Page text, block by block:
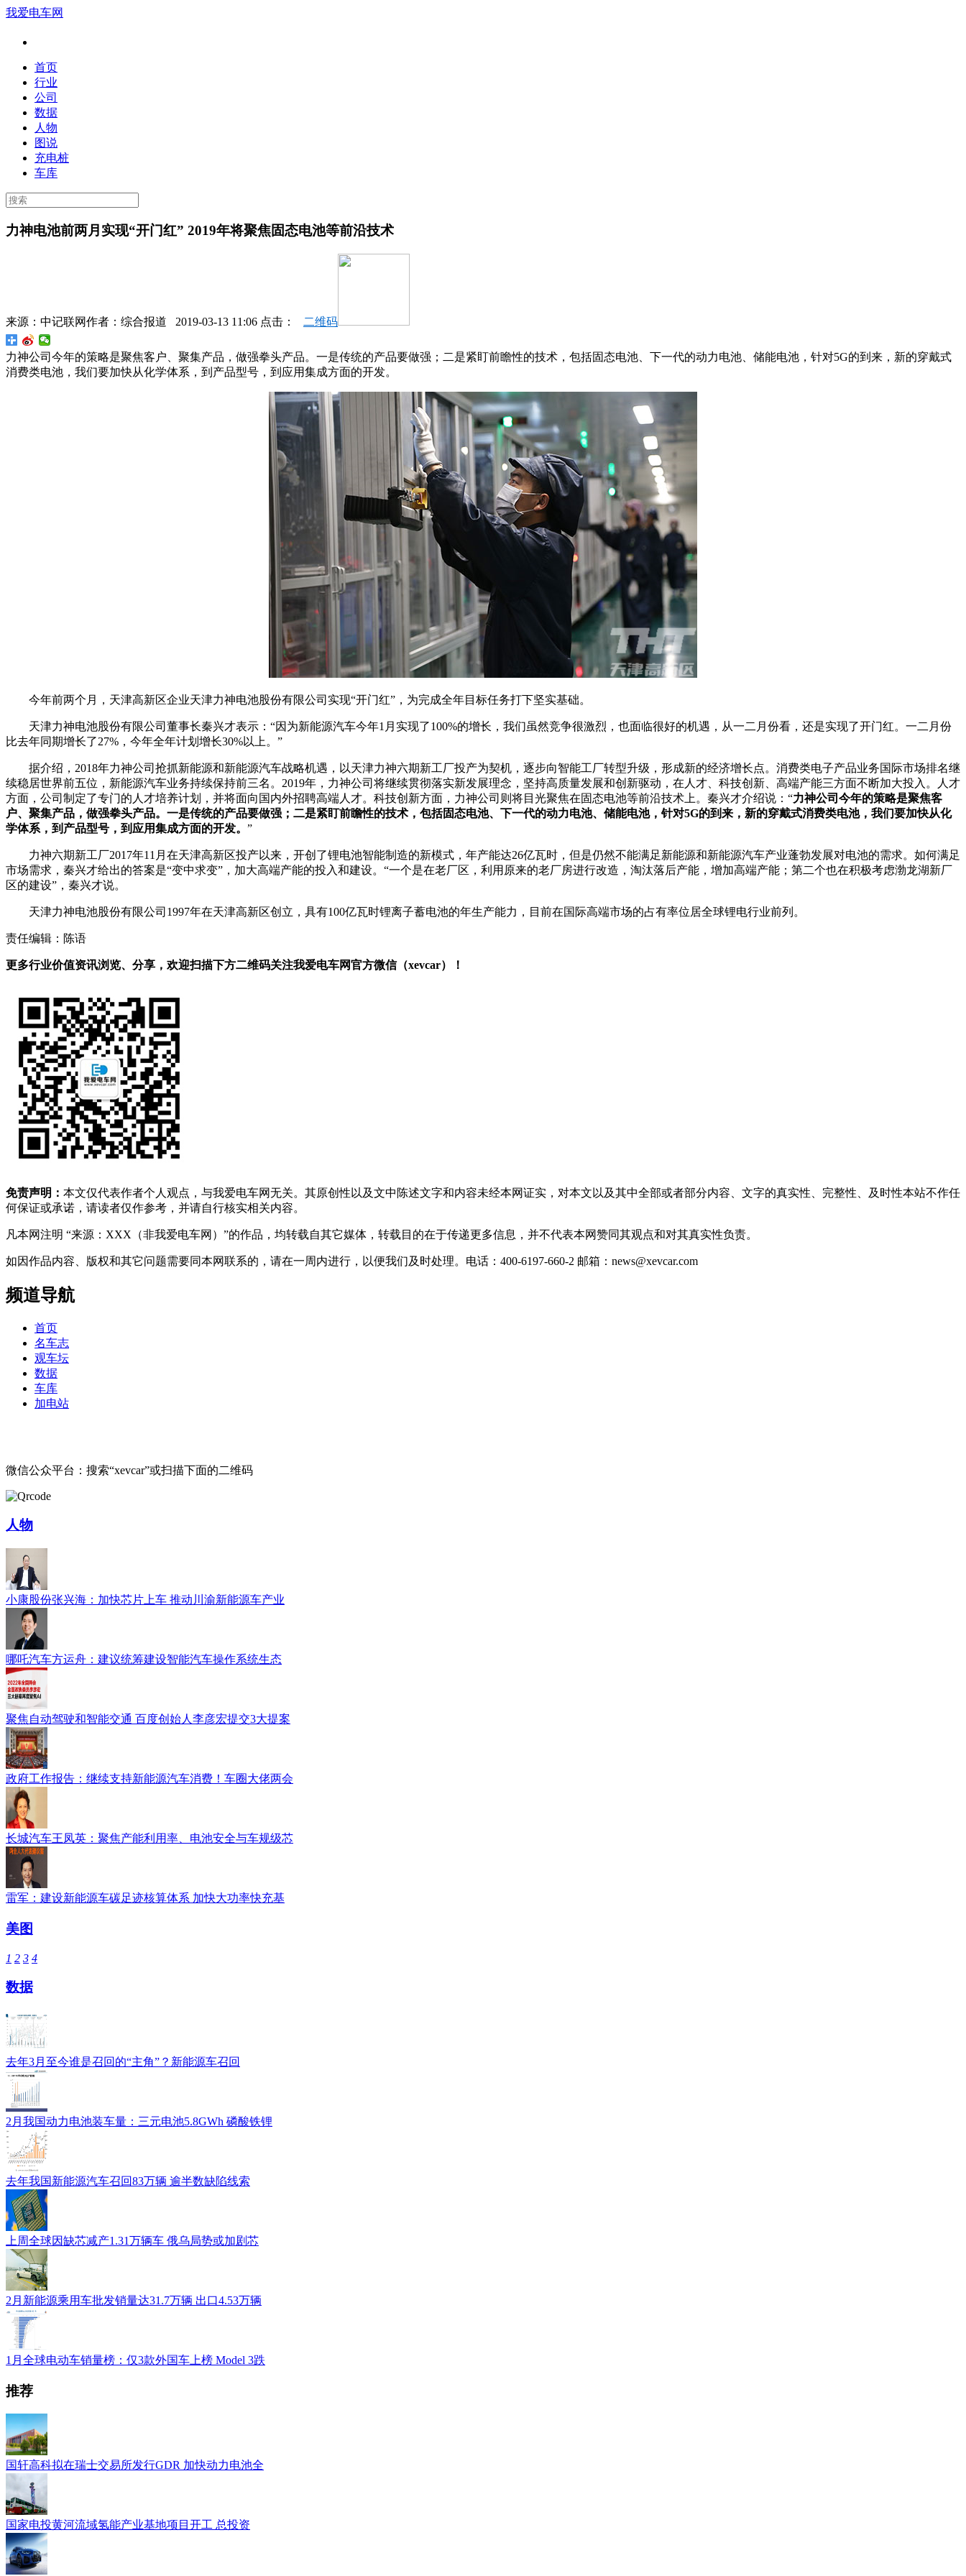
我爱电车网
首页
行业
公司
数据
人物
图说
充电桩
车库
力神电池前两月实现“开门红” 2019年将聚焦固态电池等前沿技术
来源： 中记联网作者： 综合报道 2019-03-13 11:06 点击： 二维码
力神公司今年的策略是聚焦客户、聚集产品，做强拳头产品。一是传统的产品要做强；二是紧盯前瞻性的技术，包括固态电池、下一代的动力电池、储能电池，针对5G的到来，新的穿戴式
消费类电池，我们要加快从化学体系，到产品型号，到应用集成方面的开发。
今年前两个月，天津高新区企业天津力神电池股份有限公司实现“开门红”，为完成全年目标任务打下坚实基础。
天津力神电池股份有限公司董事长秦兴才表示：“因为新能源汽车今年1月实现了100%的增长，我们虽然竞争很激烈，也面临很好的机遇，从一二月份看，还是实现了开门红。一二月份
比去年同期增长了27%，今年全年计划增长30%以上。”
据介绍，2018年力神公司抢抓新能源和新能源汽车战略机遇，以天津力神六期新工厂投产为契机，逐步向智能工厂转型升级，形成新的经济增长点。消费类电子产品业务国际市场排名继
续稳居世界前五位，新能源汽车业务持续保持前三名。2019年，力神公司将继续贯彻落实新发展理念，坚持高质量发展和创新驱动，在人才、科技创新、高端产能三方面不断加大投入。人才
方面，公司制定了专门的人才培养计划，并将面向国内外招聘高端人才。科技创新方面，力神公司则将目光聚焦在固态电池等前沿技术上。秦兴才介绍说：“力神公司今年的策略是聚焦客
户、聚集产品，做强拳头产品。一是传统的产品要做强；二是紧盯前瞻性的技术，包括固态电池、下一代的动力电池、储能电池，针对5G的到来，新的穿戴式消费类电池，我们要加快从化
学体系，到产品型号，到应用集成方面的开发。 ”
力神六期新工厂2017年11月在天津高新区投产以来，开创了锂电池智能制造的新模式，年产能达26亿瓦时，但是仍然不能满足新能源和新能源汽车产业蓬勃发展对电池的需求。如何满足
市场需求，秦兴才给出的答案是“变中求变”，加大高端产能的投入和建设。“一个是在老厂区，利用原来的老厂房进行改造，淘汰落后产能，增加高端产能；第二个也在积极考虑渤龙湖新厂
区的建设”，秦兴才说。
天津力神电池股份有限公司1997年在天津高新区创立，具有100亿瓦时锂离子蓄电池的年生产能力，目前在国际高端市场的占有率位居全球锂电行业前列。
责任编辑：陈语
更多行业价值资讯浏览、分享，欢迎扫描下方二维码关注我爱电车网官方微信（xevcar）！
免责声明： 本文仅代表作者个人观点，与我爱电车网无关。其原创性以及文中陈述文字和内容未经本网证实，对本文以及其中全部或者部分内容、文字的真实性、完整性、及时性本站不作任
何保证或承诺，请读者仅作参考，并请自行核实相关内容。
凡本网注明 “来源：XXX（非我爱电车网）”的作品，均转载自其它媒体，转载目的在于传递更多信息，并不代表本网赞同其观点和对其真实性负责。
如因作品内容、版权和其它问题需要同本网联系的，请在一周内进行，以便我们及时处理。电话：400-6197-660-2 邮箱：news@xevcar.com
频道导航
首页
名车志
观车坛
数据
车库
加电站
微信公众平台：搜索“xevcar”或扫描下面的二维码
人物
小康股份张兴海：加快芯片上车 推动川渝新能源车产业
哪吒汽车方运舟：建议统筹建设智能汽车操作系统生态
聚焦自动驾驶和智能交通 百度创始人李彦宏提交3大提案
政府工作报告：继续支持新能源汽车消费！车圈大佬两会
长城汽车王凤英：聚焦产能利用率、电池安全与车规级芯
雷军：建设新能源车碳足迹核算体系 加快大功率快充基
美图
1 2 3 4
数据
去年3月至今谁是召回的“主角”？新能源车召回
2月我国动力电池装车量：三元电池5.8GWh 磷酸铁锂
去年我国新能源汽车召回83万辆 逾半数缺陷线索
上周全球因缺芯减产1.31万辆车 俄乌局势或加剧芯
2月新能源乘用车批发销量达31.7万辆 出口4.53万辆
1月全球电动车销量榜：仅3款外国车上榜 Model 3跌
推荐
国轩高科拟在瑞士交易所发行GDR 加快动力电池全
国家电投黄河流域氢能产业基地项目开工 总投资